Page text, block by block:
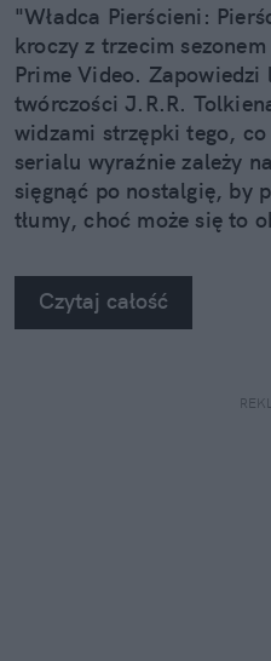
"Władca Pierścieni:
kroczy z trzecim
Prime Video.
twórczości J.R.R.
widzami strzępki tego,
serialu wyraźnie zależy
sięgnąć po nostalgię, by
tłumy, choć może się to
Czytaj całość